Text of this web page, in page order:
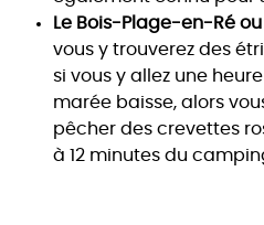
Le Bois-Plage-en-Ré
vous y trouverez des
si vous y allez une
marée baisse, alors
pêcher des crevettes
à 12 minutes du